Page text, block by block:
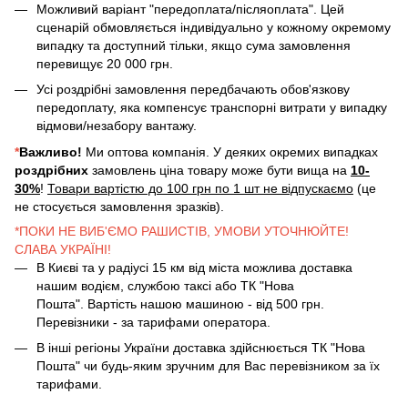
Можливий варіант "передоплата/післяоплата". Цей
сценарій обмовляється індивідуально у кожному окремому
випадку та доступний тільки, якщо сума замовлення
перевищує 20 000 грн.
Усі роздрібні замовлення передбачають обов'язкову
передоплату, яка компенсує транспорні витрати у випадку
відмови/незабору вантажу.
*Важливо! Ми оптова компанія. У деяких окремих випадках
роздрібних замовлень ціна товару може бути вища на 10-
30%! Товари вартістю до 100 грн по 1 шт не відпускаємо (це
не стосується замовлення зразків).
*ПОКИ НЕ ВИБ'ЄМО РАШИСТІВ, УМОВИ УТОЧНЮЙТЕ!
СЛАВА УКРАЇНІ!
В Києві та у радіусі 15 км від міста можлива доставка
нашим водієм, службою таксі або ТК "Нова
Пошта". Вартість нашою машиною - від 500 грн.
Перевізники - за тарифами оператора.
В інші регіоны України доставка здійснюється ТК "Нова
Пошта" чи будь-яким зручним для Вас перевізником за їх
тарифами.